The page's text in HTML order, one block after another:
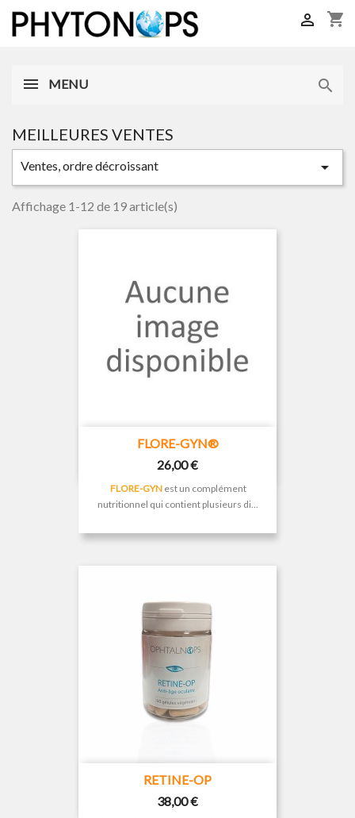
shopping_cart

MENU 
MEILLEURES VENTES
Ventes, ordre décroissant 
Affichage 1-12 de 19 article(s)
FLORE-GYN®
Prix
26,00 €
FLORE-GYN est un complément
nutritionnel qui contient plusieurs di...
RETINE-OP
Prix
38,00 €